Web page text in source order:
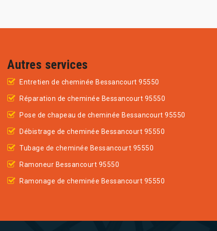
Autres services
Entretien de cheminée Bessancourt 95550
Réparation de cheminée Bessancourt 95550
Pose de chapeau de cheminée Bessancourt 95550
Débistrage de cheminée Bessancourt 95550
Tubage de cheminée Bessancourt 95550
Ramoneur Bessancourt 95550
Ramonage de cheminée Bessancourt 95550